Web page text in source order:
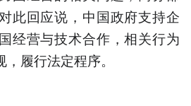
此回应说，中国政府支持企
经营与技术合作，相关行为
履行法定程序。